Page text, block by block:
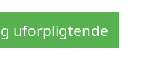
uforpligtende